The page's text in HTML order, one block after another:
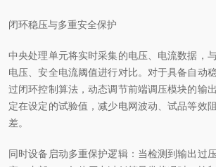
闭环稳压与多重安全保护
中央处理单元将实时采集的电压、电流数据，
电压、安全电流阈值进行对比。对于具备自动
过闭环控制算法，动态调节前端调压模块的输
定在设定的试验值，减少电网波动、试品等效
差。
同时设备启动多重保护逻辑：当检测到输出过